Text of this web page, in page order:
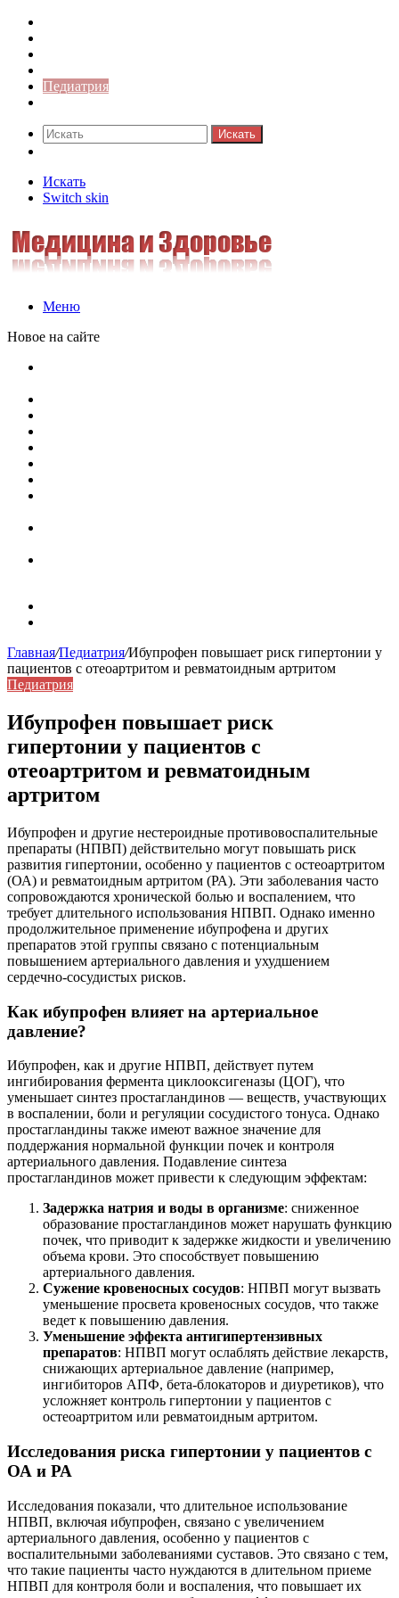
Педиатрия
Искать
Искать
Switch skin
Меню
Новое на сайте
Главная/Педиатрия/Ибупрофен повышает риск гипертонии у
пациентов с отеоартритом и ревматоидным артритом
Педиатрия
Ибупрофен повышает риск
гипертонии у пациентов с
отеоартритом и ревматоидным
артритом
Ибупрофен и другие нестероидные противовоспалительные
препараты (НПВП) действительно могут повышать риск
развития гипертонии, особенно у пациентов с остеоартритом
(ОА) и ревматоидным артритом (РА). Эти заболевания часто
сопровождаются хронической болью и воспалением, что
требует длительного использования НПВП. Однако именно
продолжительное применение ибупрофена и других
препаратов этой группы связано с потенциальным
повышением артериального давления и ухудшением
сердечно-сосудистых рисков.
Как ибупрофен влияет на артериальное
давление?
Ибупрофен, как и другие НПВП, действует путем
ингибирования фермента циклооксигеназы (ЦОГ), что
уменьшает синтез простагландинов — веществ, участвующих
в воспалении, боли и регуляции сосудистого тонуса. Однако
простагландины также имеют важное значение для
поддержания нормальной функции почек и контроля
артериального давления. Подавление синтеза
простагландинов может привести к следующим эффектам:
Задержка натрия и воды в организме: сниженное
образование простагландинов может нарушать функцию
почек, что приводит к задержке жидкости и увеличению
объема крови. Это способствует повышению
артериального давления.
Сужение кровеносных сосудов: НПВП могут вызвать
уменьшение просвета кровеносных сосудов, что также
ведет к повышению давления.
Уменьшение эффекта антигипертензивных
препаратов: НПВП могут ослаблять действие лекарств,
снижающих артериальное давление (например,
ингибиторов АПФ, бета-блокаторов и диуретиков), что
усложняет контроль гипертонии у пациентов с
остеоартритом или ревматоидным артритом.
Исследования риска гипертонии у пациентов с
ОА и РА
Исследования показали, что длительное использование
НПВП, включая ибупрофен, связано с увеличением
артериального давления, особенно у пациентов с
воспалительными заболеваниями суставов. Это связано с тем,
что такие пациенты часто нуждаются в длительном приеме
НПВП для контроля боли и воспаления, что повышает их